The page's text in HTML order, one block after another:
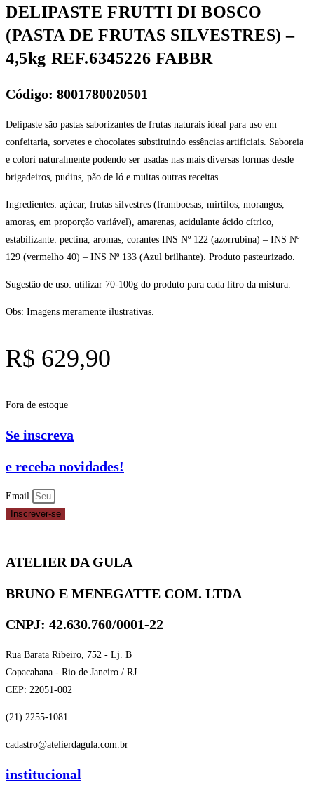
DELIPASTE FRUTTI DI BOSCO
(PASTA DE FRUTAS SILVESTRES) –
4,5kg REF.6345226 FABBR
Código: 8001780020501
Delipaste são pastas saborizantes de frutas naturais ideal para uso em
confeitaria, sorvetes e chocolates substituindo essências artificiais. Saboreia
e colori naturalmente podendo ser usadas nas mais diversas formas desde
brigadeiros, pudins, pão de ló e muitas outras receitas.
Ingredientes: açúcar, frutas silvestres (framboesas, mirtilos, morangos,
amoras, em proporção variável), amarenas, acidulante ácido cítrico,
estabilizante: pectina, aromas, corantes INS Nº 122 (azorrubina) – INS Nº
129 (vermelho 40) – INS Nº 133 (Azul brilhante). Produto pasteurizado.
Sugestão de uso: utilizar 70-100g do produto para cada litro da mistura.
Obs: Imagens meramente ilustrativas.
R$ 629,90
Fora de estoque
Se inscreva
e receba novidades!
Email
Inscrever-se
ATELIER DA GULA
BRUNO E MENEGATTE COM. LTDA
CNPJ: 42.630.760/0001-22
Rua Barata Ribeiro, 752 - Lj. B
Copacabana - Rio de Janeiro / RJ
CEP: 22051-002
(21) 2255-1081
cadastro@atelierdagula.com.br
institucional